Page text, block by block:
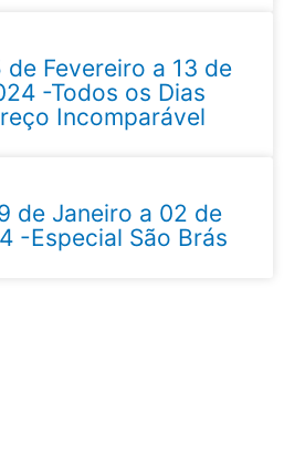
Fevereiro a 13 de
-Todos os Dias
Incomparável
de Janeiro a 02 de
-Especial São Brás